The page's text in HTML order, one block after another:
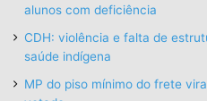
alunos com deficiência
CDH: violência e falta de
saúde indígena
MP do piso mínimo do frete